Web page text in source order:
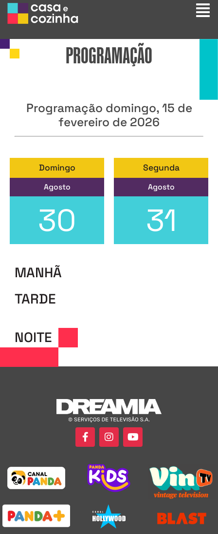
PROGRAMAÇÃO
Programação domingo, 15 de
fevereiro de 2026
Domingo
Agosto
30
Segunda
Agosto
31
MANHÃ
TARDE
NOITE